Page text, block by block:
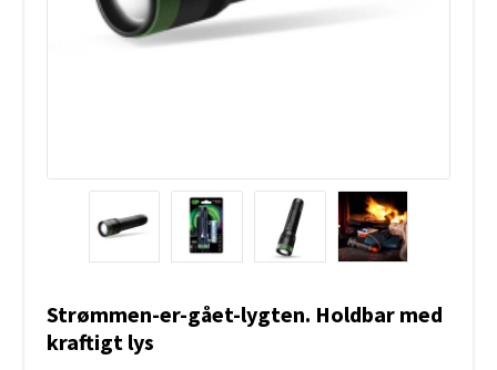
Strømmen-er-gået-lygten. Holdbar med
kraftigt lys